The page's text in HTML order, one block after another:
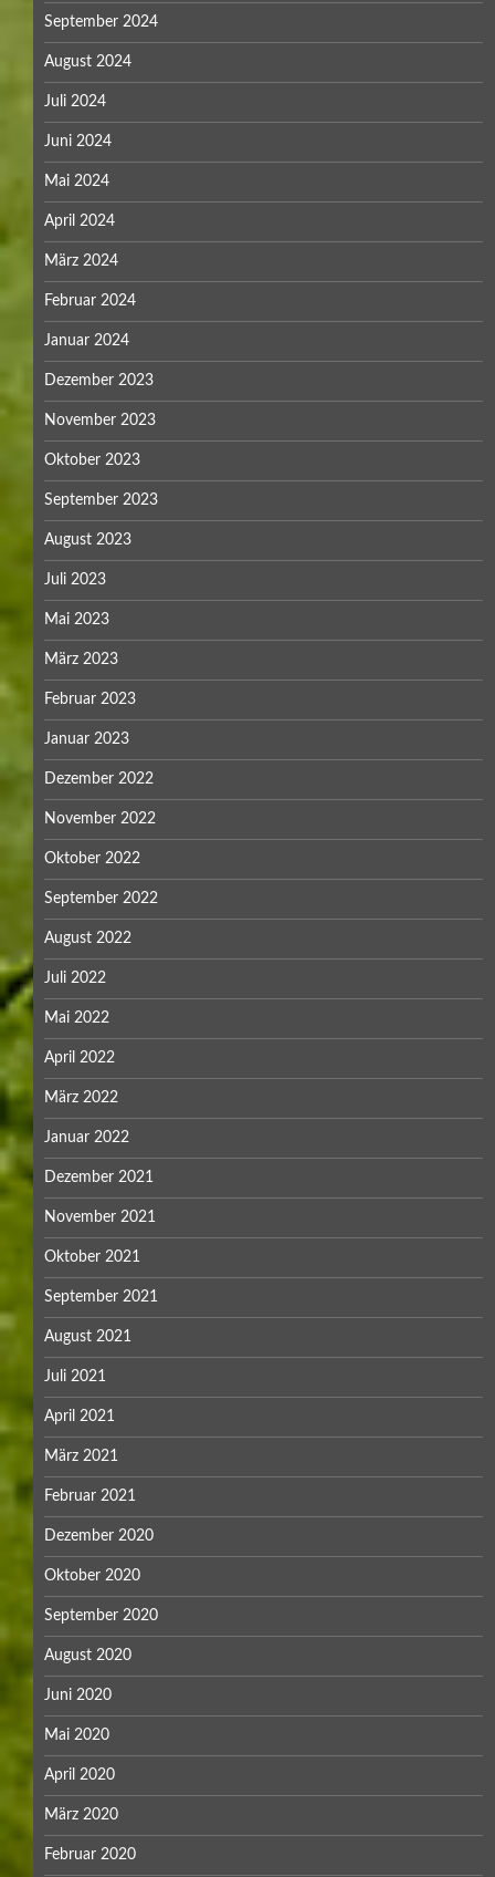
September 2024
August 2024
Juli 2024
Juni 2024
Mai 2024
April 2024
März 2024
Februar 2024
Januar 2024
Dezember 2023
November 2023
Oktober 2023
September 2023
August 2023
Juli 2023
Mai 2023
März 2023
Februar 2023
Januar 2023
Dezember 2022
November 2022
Oktober 2022
September 2022
August 2022
Juli 2022
Mai 2022
April 2022
März 2022
Januar 2022
Dezember 2021
November 2021
Oktober 2021
September 2021
August 2021
Juli 2021
April 2021
März 2021
Februar 2021
Dezember 2020
Oktober 2020
September 2020
August 2020
Juni 2020
Mai 2020
April 2020
März 2020
Februar 2020